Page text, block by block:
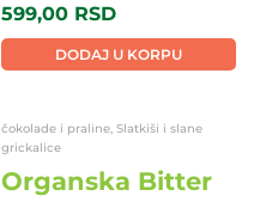
599,00 RSD
DODAJ U KORPU
čokolade i praline, Slatkiši i slane
grickalice
Organska Bitter